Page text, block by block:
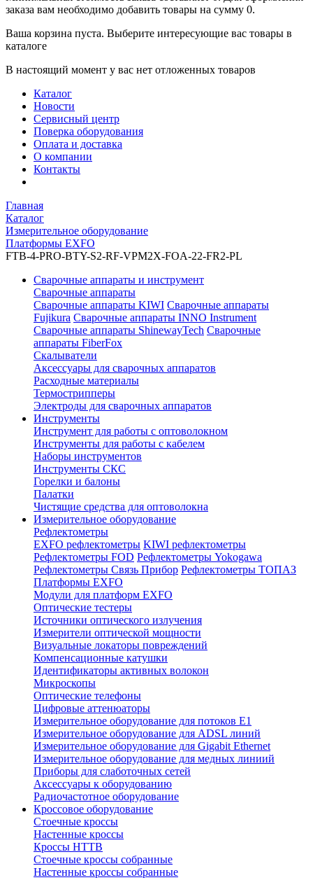
заказа вам необходимо добавить товары на сумму 0.
Ваша корзина пуста. Выберите интересующие вас товары в
каталоге
В настоящий момент у вас нет отложенных товаров
Каталог
Новости
Сервисный центр
Поверка оборудования
Оплата и доставка
О компании
Контакты
Главная
Каталог
Измерительное оборудование
Платформы EXFO
FTB-4-PRO-BTY-S2-RF-VPM2X-FOA-22-FR2-PL
Сварочные аппараты и инструмент
Сварочные аппараты
Сварочные аппараты KIWI Сварочные аппараты
Fujikura Сварочные аппараты INNO Instrument
Сварочные аппараты ShinewayTech Cварочные
аппараты FiberFox
Скалыватели
Аксессуары для сварочных аппаратов
Расходные материалы
Термострипперы
Электроды для сварочных аппаратов
Инструменты
Инструмент для работы с оптоволокном
Инструменты для работы с кабелем
Наборы инструментов
Инструменты СКС
Горелки и балоны
Палатки
Чистящие средства для оптоволокна
Измерительное оборудование
Рефлектометры
EXFO рефлектометры KIWI рефлектометры
Рефлектометры FOD Рефлектометры Yokogawa
Рефлектометры Связь Прибор Рефлектометры ТОПАЗ
Платформы EXFO
Модули для платформ EXFO
Оптические тестеры
Источники оптического излучения
Измерители оптической мощности
Визуальные локаторы повреждений
Компенсационные катушки
Идентификаторы активных волокон
Микроскопы
Оптические телефоны
Цифровые аттенюаторы
Измерительное оборудование для потоков Е1
Измерительное оборудование для ADSL линий
Измерительное оборудование для Gigabit Ethernet
Измерительное оборудование для медных линиий
Приборы для слаботочных сетей
Аксессуары к оборудованию
Радиочастотное оборудование
Кроссовое оборудование
Стоечные кроссы
Настенные кроссы
Кроссы HTTB
Стоечные кроссы собранные
Настенные кроссы собранные